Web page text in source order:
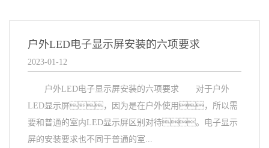
户外LED电子显示屏安装的六项要求
2023-01-12
户外LED电子显示屏安装的六项要求 对于户外
LED显示屏，因为是在户外使用，所以需
要和普通的室内LED显示屏区别对待。电子显示
屏的安装要求也不同于普通的室...